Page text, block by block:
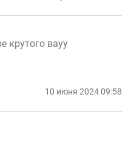
крутого вауу
10 июня 2024 09:58